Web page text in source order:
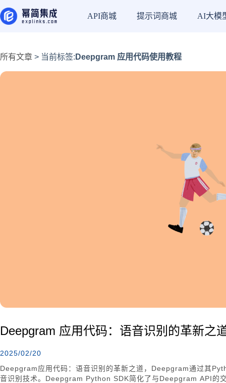
API商城 提示词商城 AI大模
所有文章 > 当前标签: Deepgram 应用代码使用教程
Deepgram 应用代码：语音识别的革新之
2025/02/20
Deepgram应用代码：语音识别的革新之道，Deepgram通过其
音识别技术。Deepgram Python SDK简化了与Deepgram API的